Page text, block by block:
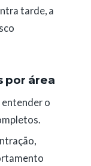
tarde, a
por área
o